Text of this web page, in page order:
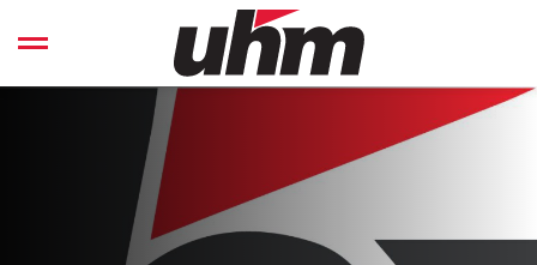
Open left Panel